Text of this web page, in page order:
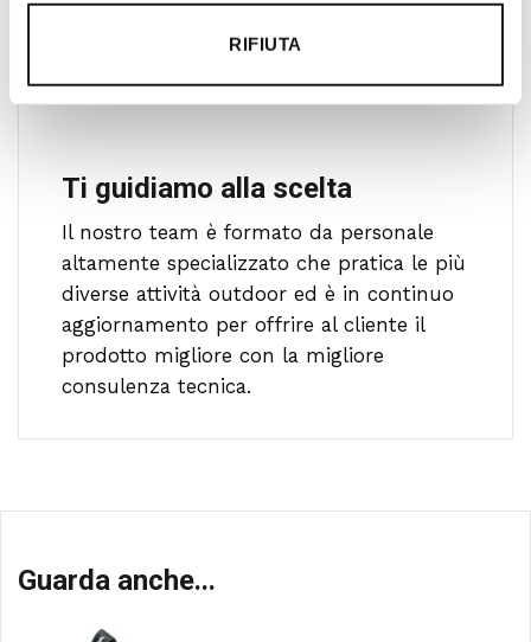
RIFIUTA
Ti guidiamo alla scelta
Il nostro team è formato da personale
altamente specializzato che pratica le più
diverse attività outdoor ed è in continuo
aggiornamento per offrire al cliente il
prodotto migliore con la migliore
consulenza tecnica.
Guarda anche...